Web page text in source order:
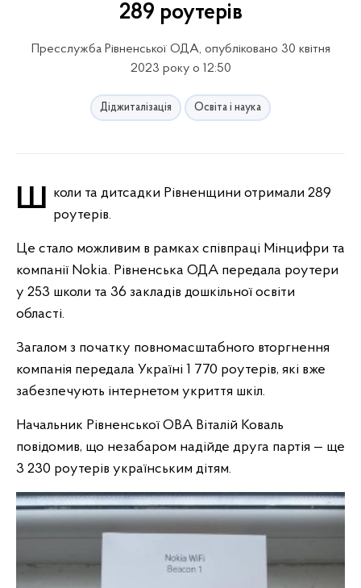
289 роутерів
Пресслужба Рівненської ОДА, опубліковано 30 квітня
2023 року о 12:50
Діджиталізація Освіта і наука
Школи та дитсадки Рівненщини отримали 289 роутерів.
Це стало можливим в рамках співпраці Мінцифри та
компанії Nokia. Рівненська ОДА передала роутери
у 253 школи та 36 закладів дошкільної освіти
області.
Загалом з початку повномасштабного вторгнення
компанія передала Україні 1 770 роутерів, які вже
забезпечують інтернетом укриття шкіл.
Начальник Рівненської ОВА Віталій Коваль
повідомив, що незабаром надійде друга партія — ще
3 230 роутерів українським дітям.